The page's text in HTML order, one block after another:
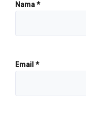
Nama*
Email *